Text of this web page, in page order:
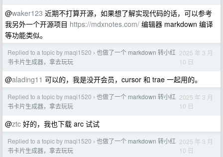
@waker123 近期不打算开源，如果想了解实现代码的话，可以参考
我另外一个开源项目 https://mdxnotes.com/ 编辑器 markdown 编译
等功能类似。
Replied to a topic by maqi1520 › 也做了一个 markdown 转小红
书卡片生成器，拿去玩玩
2025 年 3 月
10 日
@alading11 可以的，我是没开会员，cursor 和 trae 一起用的。
Replied to a topic by maqi1520 › 也做了一个 markdown 转小红
书卡片生成器，拿去玩玩
2025 年 3 月
10 日
@ztc 好的，我也下载 arc 试试
Replied to a topic by maqi1520 › 也做了一个 markdown 转小红
书卡片生成器，拿去玩玩
2025 年 3 月
10 日